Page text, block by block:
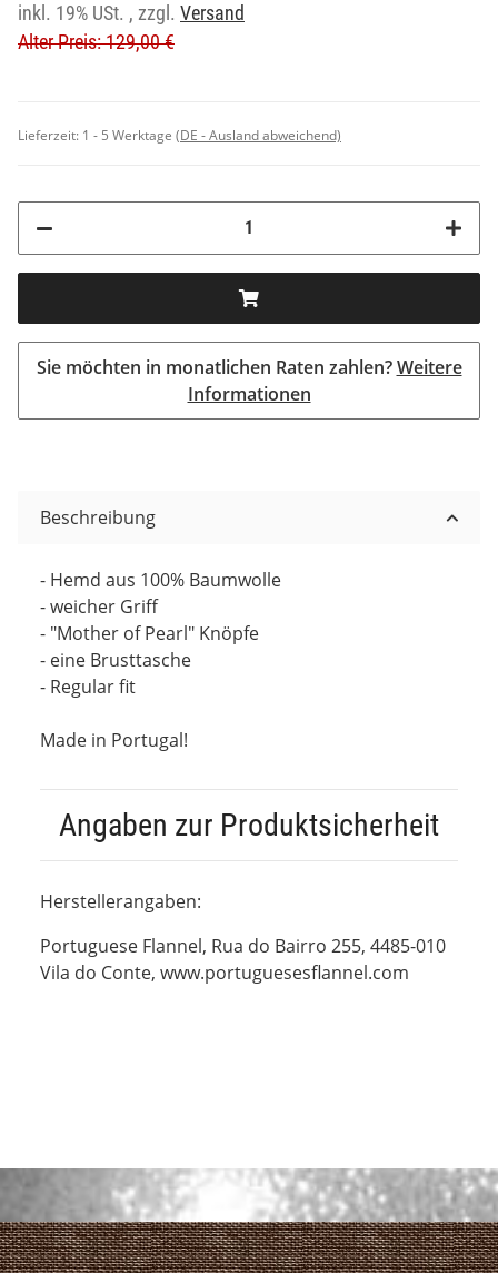
inkl. 19% USt. , zzgl. Versand
Alter Preis: 129,00 €
Lieferzeit: 1 - 5 Werktage (DE - Ausland abweichend)
Sie möchten in monatlichen Raten zahlen?Weitere
Informationen
Beschreibung
- Hemd aus 100% Baumwolle
- weicher Griff
- "Mother of Pearl" Knöpfe
- eine Brusttasche
- Regular fit
Made in Portugal!
Angaben zur Produktsicherheit
Herstellerangaben:
Portuguese Flannel, Rua do Bairro 255, 4485-010
Vila do Conte, www.portuguesesflannel.com